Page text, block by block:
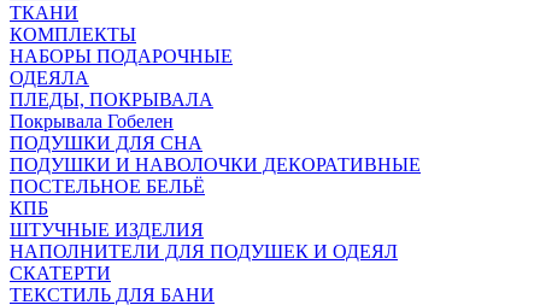
ТКАНИ
КОМПЛЕКТЫ
НАБОРЫ ПОДАРОЧНЫЕ
ОДЕЯЛА
ПЛЕДЫ, ПОКРЫВАЛА
Покрывала Гобелен
ПОДУШКИ ДЛЯ СНА
ПОДУШКИ И НАВОЛОЧКИ ДЕКОРАТИВНЫЕ
ПОСТЕЛЬНОЕ БЕЛЬЁ
КПБ
ШТУЧНЫЕ ИЗДЕЛИЯ
НАПОЛНИТЕЛИ ДЛЯ ПОДУШЕК И ОДЕЯЛ
СКАТЕРТИ
ТЕКСТИЛЬ ДЛЯ БАНИ